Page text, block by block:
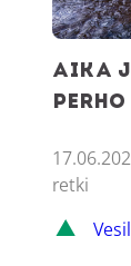
Aika
perho
retki